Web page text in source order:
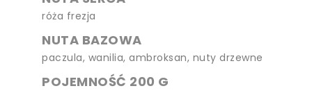
róża frezja
NUTA BAZOWA
paczula, wanilia, ambroksan, nuty drzewne
POJEMNOŚĆ 200 G